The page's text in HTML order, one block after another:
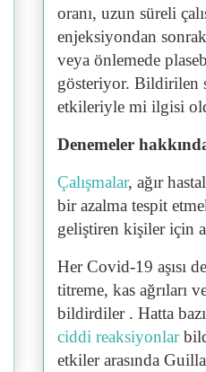
oranı, uzun süreli
enjeksiyondan
veya önlemede
gösteriyor. Bildirilen
etkileriyle mi ilgisi
Denemeler
Çalışmalar, ağır
bir azalma tespit
geliştiren kişiler için
Her Covid-19 aşısı
titreme, kas ağrıları
bildirdiler . Hatta
ciddi reaksiyonlar
etkiler arasında